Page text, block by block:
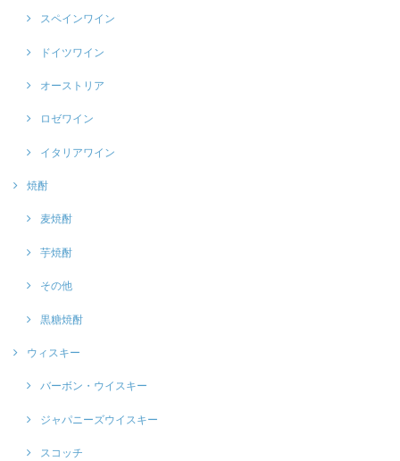
スペインワイン
ドイツワイン
オーストリア
ロゼワイン
イタリアワイン
焼酎
麦焼酎
芋焼酎
その他
黒糖焼酎
ウィスキー
バーボン・ウイスキー
ジャパニーズウイスキー
スコッチ